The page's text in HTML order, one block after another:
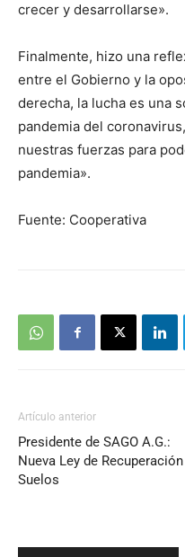
crecer y desarrollarse».
Finalmente, hizo una
entre el Gobierno y la
derecha, la lucha es una
pandemia del
nuestras fuerzas para
pandemia».
Fuente: Cooperativa
Artículo anterior
Presidente de SAGO A.G.:
Nueva Ley de
Suelos